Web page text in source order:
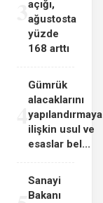
3açığı,
ağustosta
yüzde
168 arttı
4
Gümrük
alacaklarını
yapılandırmaya
ilişkin usul ve
esaslar bel...
Sanayi
Bakanı